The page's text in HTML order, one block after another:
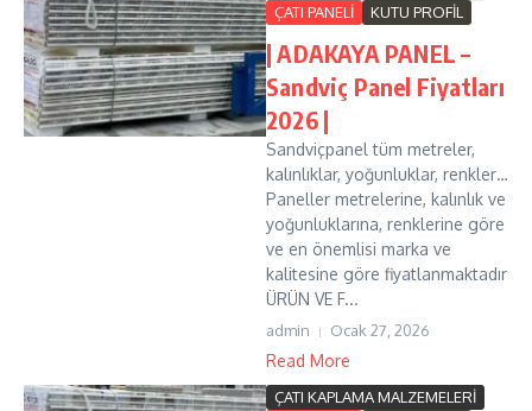
ÇATI PANELİ
KUTU PROFİL
| ADAKAYA PANEL –
Sandviç Panel Fiyatları
2026 |
Sandviçpanel tüm metreler,
kalınlıklar, yoğunluklar, renkler…
Paneller metrelerine, kalınlık ve
yoğunluklarına, renklerine göre
ve en önemlisi marka ve
kalitesine göre fiyatlanmaktadır
ÜRÜN VE F...
admin Ocak 27, 2026
Read More
ÇATI KAPLAMA MALZEMELERİ